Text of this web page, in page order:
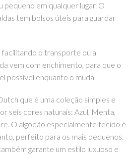
em qualquer lugar. O
tem bolsos úteis para guardar
facilitando o transporte ou a
vem com enchimento, para que o
possível enquanto o muda.
que é uma coleção simples e
seis cores naturais: Azul, Menta,
O algodão especialmente tecido é
perfeito para os mais pequenos.
garante um estilo luxuoso e